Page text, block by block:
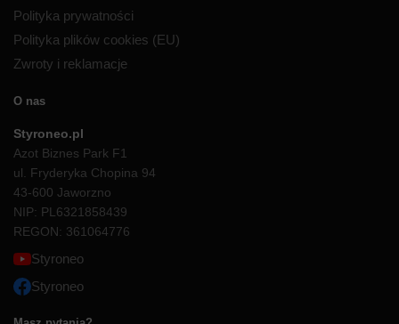
Polityka prywatności
Polityka plików cookies (EU)
Zwroty i reklamacje
O nas
Styroneo.pl
Azot Biznes Park F1
ul. Fryderyka Chopina 94
43-600 Jaworzno
NIP: PL6321858439
REGON: 361064776
Styroneo
Styroneo